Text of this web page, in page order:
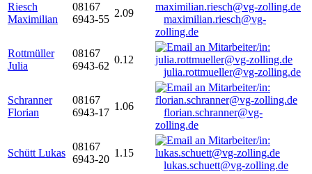
Riesch
Maximilian
08167
6943-55
2.09
maximilian.riesch@vg-
zolling.de
Rottmüller
Julia
08167
6943-62
0.12
julia.rottmueller@vg-zolling.de
Schranner
Florian
08167
6943-17
1.06
florian.schranner@vg-
zolling.de
Schütt Lukas
08167
6943-20
1.15
lukas.schuett@vg-zolling.de